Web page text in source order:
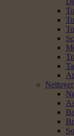
Nettoyer